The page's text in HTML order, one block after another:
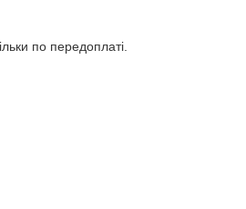
по передоплаті.